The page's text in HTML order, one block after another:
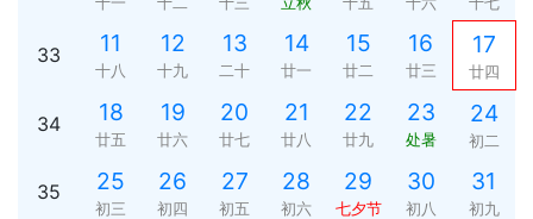
33 11
十八
12
十九
13
二十
14
廿一
15
廿二
16
廿三
17
廿四
34 18
廿五
19
廿六
20
廿七
21
廿八
22
廿九
23
处暑
24
初二
35 25
初三
26
初四
27
初五
28
初六
29
七夕节
30
初八
31
初九